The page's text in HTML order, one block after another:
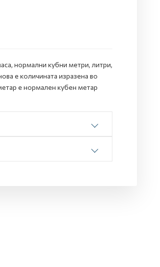
нормални кубни метри, литри,
е количината изразена во
е нормален кубен метар